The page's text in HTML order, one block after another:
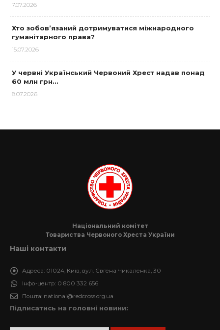
7.07.2026
Хто зобов’язаний дотримуватися міжнародного
гуманітарного права?
15.07.2026
У червні Український Червоний Хрест надав понад
60 млн грн…
8.07.2026
Національний комітет
Товариства Червоного Хреста України
Наші контакти
Адреса: 01024, Київ, вул. Євгена Чикаленка, 30
Інфо-центр: 0 800 332 656
Пошта: national@redcross.org.ua
Підписатись на головні новини: